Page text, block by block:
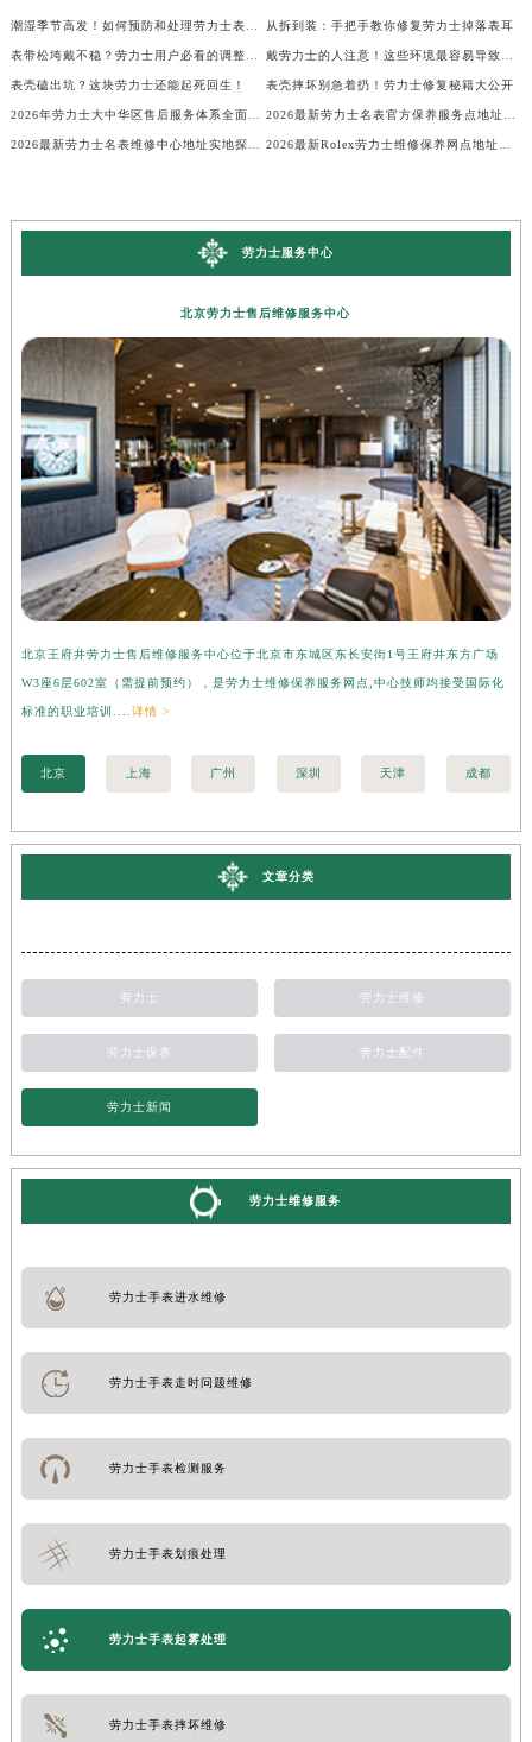
潮湿季节高发！如何预防和处理劳力士表盘生锈？ 从拆到装：手把手教你修复劳力士掉落表耳
表带松垮戴不稳？劳力士用户必看的调整秘籍！ 戴劳力士的人注意！这些环境最容易导致生锈
表壳磕出坑？这块劳力士还能起死回生！ 表壳摔坏别急着扔！劳力士修复秘籍大公开
2026年劳力士大中华区售后服务体系全面升级公告（最新电话及地址） 2026最新劳力士名表官方保养服务点地址实地探访报告
2026最新劳力士名表维修中心地址实地探访报告 2026最新Rolex劳力士维修保养网点地址考察报告
劳力士服务中心
北京劳力士售后维修服务中心
北京王府井劳力士售后维修服务中心位于北京市东城区东长安街1号王府井东方广场
W3座6层602室（需提前预约），是劳力士维修保养服务网点,中心技师均接受国际化
标准的职业培训....详情 >
北京 上海 广州 深圳 天津 成都
文章分类
劳力士 劳力士维修
劳力士保养 劳力士配件
劳力士新闻
劳力士维修服务
劳力士手表进水维修
劳力士手表走时问题维修
劳力士手表检测服务
劳力士手表划痕处理
劳力士手表起雾处理
劳力士手表摔坏维修